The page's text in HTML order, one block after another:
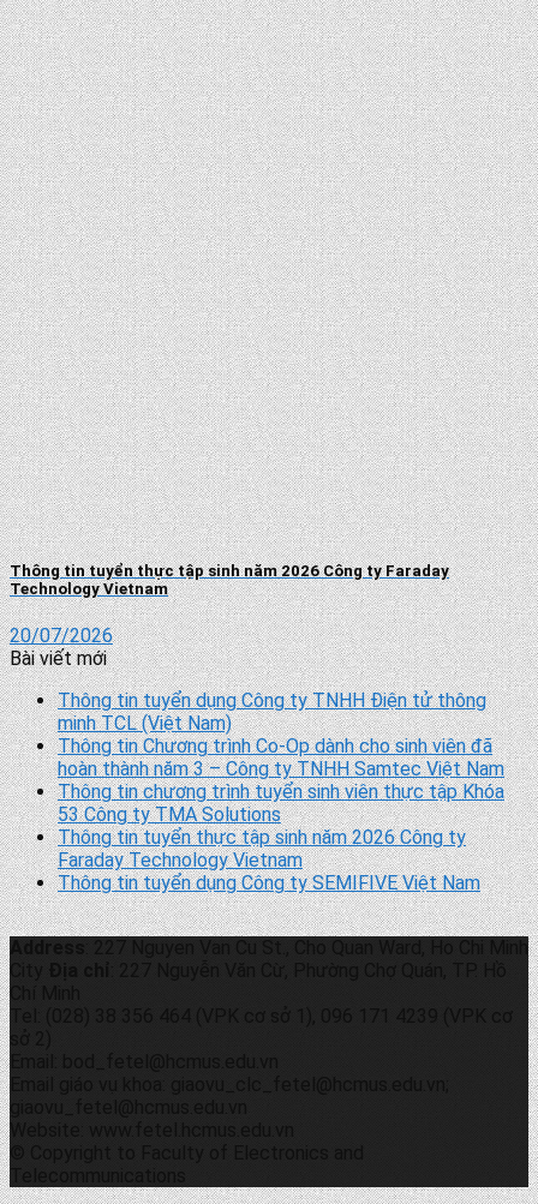
Thông tin tuyển thực tập sinh năm 2026 Công ty Faraday
Technology Vietnam
20/07/2026
Bài viết mới
Thông tin tuyển dụng Công ty TNHH Điện tử thông
minh TCL (Việt Nam)
Thông tin Chương trình Co-Op dành cho sinh viên đã
hoàn thành năm 3 – Công ty TNHH Samtec Việt Nam
Thông tin chương trình tuyển sinh viên thực tập Khóa
53 Công ty TMA Solutions
Thông tin tuyển thực tập sinh năm 2026 Công ty
Faraday Technology Vietnam
Thông tin tuyển dụng Công ty SEMIFIVE Việt Nam
Address
: 227 Nguyen Van Cu St., Cho Quan Ward, Ho Chi Minh
City
Địa chỉ
: 227 Nguyễn Văn Cừ, Phường Chợ Quán, TP. Hồ
Chí Minh
Tel: (028) 38 356 464 (VPK cơ sở 1), 096 171 4239 (VPK cơ
sở 2)
Email: bod_fetel@hcmus.edu.vn
Email giáo vụ khoa: giaovu_clc_fetel@hcmus.edu.vn;
giaovu_fetel@hcmus.edu.vn
Website: www.fetel.hcmus.edu.vn
© Copyright to Faculty of Electronics and
Telecommunications